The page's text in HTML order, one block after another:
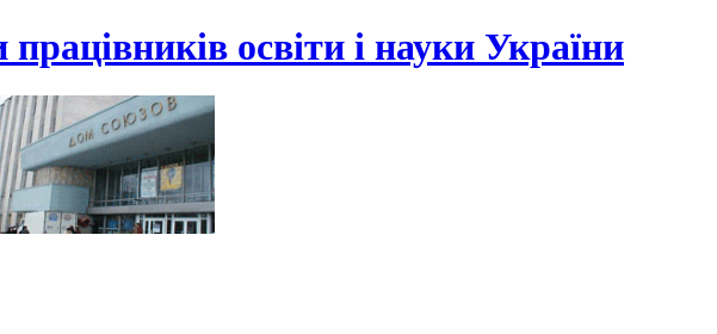
освіти і науки України